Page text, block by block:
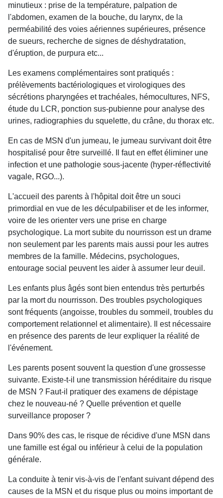
minutieux : prise de la température, palpation de
l'abdomen, examen de la bouche, du larynx, de la
perméabilité des voies aériennes supérieures, présence
de sueurs, recherche de signes de déshydratation,
d'éruption, de purpura etc...
Les examens complémentaires sont pratiqués :
prélèvements bactériologiques et virologiques des
sécrétions pharyngées et trachéales, hémocultures, NFS,
étude du LCR, ponction sus-pubienne pour analyse des
urines, radiographies du squelette, du crâne, du thorax etc.
En cas de MSN d'un jumeau, le jumeau survivant doit être
hospitalisé pour être surveillé. Il faut en effet éliminer une
infection et une pathologie sous-jacente (hyper-réflectivité
vagale, RGO...).
L'accueil des parents à l'hôpital doit être un souci
primordial en vue de les déculpabiliser et de les informer,
voire de les orienter vers une prise en charge
psychologique. La mort subite du nourrisson est un drame
non seulement par les parents mais aussi pour les autres
membres de la famille. Médecins, psychologues,
entourage social peuvent les aider à assumer leur deuil.
Les enfants plus âgés sont bien entendus très perturbés
par la mort du nourrisson. Des troubles psychologiques
sont fréquents (angoisse, troubles du sommeil, troubles du
comportement relationnel et alimentaire). Il est nécessaire
en présence des parents de leur expliquer la réalité de
l'événement.
Les parents posent souvent la question d'une grossesse
suivante. Existe-t-il une transmission héréditaire du risque
de MSN ? Faut-il pratiquer des examens de dépistage
chez le nouveau-né ? Quelle prévention et quelle
surveillance proposer ?
Dans 90% des cas, le risque de récidive d'une MSN dans
une famille est égal ou inférieur à celui de la population
générale.
La conduite à tenir vis-à-vis de l'enfant suivant dépend des
causes de la MSN et du risque plus ou moins important de